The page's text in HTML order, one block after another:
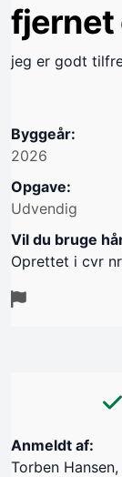
fjernet
jeg er godt
Byggeår:
2026
Opgave:
Udvendig
Vil du bruge
Oprettet i cvr
Anmeldt af:
Torben